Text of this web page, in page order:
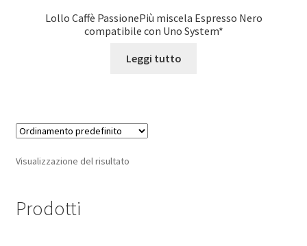
Lollo Caffè PassionePiù miscela Espresso Nero
compatibile con Uno System*
Leggi tutto
Visualizzazione del risultato
Prodotti